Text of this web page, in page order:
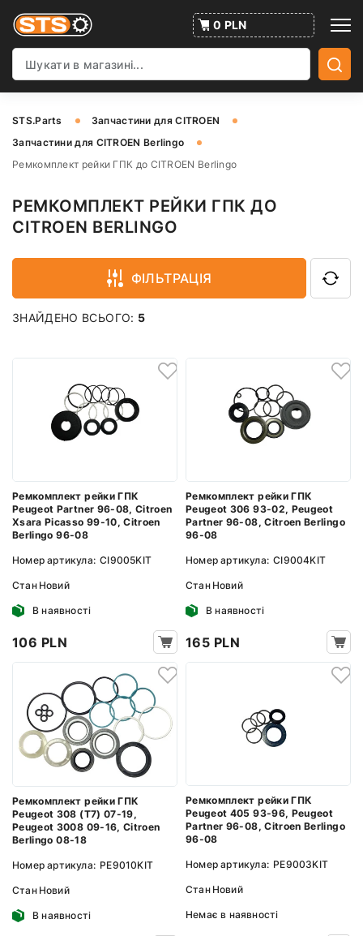
0 PLN
STS.Parts
Запчастини для CITROEN
Запчастини для CITROEN Berlingo
Ремкомплект рейки ГПК до CITROEN Berlingo
РЕМКОМПЛЕКТ РЕЙКИ ГПК ДО
CITROEN BERLINGO
ФІЛЬТРАЦІЯ
ЗНАЙДЕНО ВСЬОГО: 5
Ремкомплект рейки ГПК
Peugeot Partner 96-08, Citroen
Xsara Picasso 99-10, Citroen
Berlingo 96-08
Номер артикула: CI9005KIT
Стан Новий
В наявності
106 PLN
Ремкомплект рейки ГПК
Peugeot 306 93-02, Peugeot
Partner 96-08, Citroen Berlingo
96-08
Номер артикула: CI9004KIT
Стан Новий
В наявності
165 PLN
Ремкомплект рейки ГПК
Peugeot 308 (T7) 07-19,
Peugeot 3008 09-16, Citroen
Berlingo 08-18
Номер артикула: PE9010KIT
Стан Новий
В наявності
Ремкомплект рейки ГПК
Peugeot 405 93-96, Peugeot
Partner 96-08, Citroen Berlingo
96-08
Номер артикула: PE9003KIT
Стан Новий
Немає в наявності